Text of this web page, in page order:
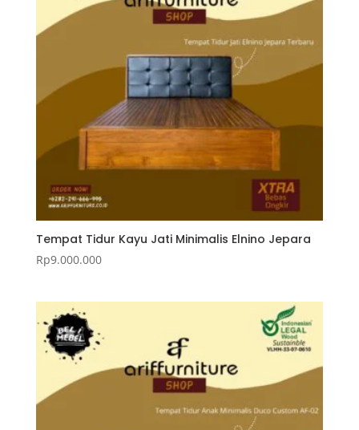
Tempat Tidur Kayu Jati Minimalis Elnino Jepara
Rp9.000.000